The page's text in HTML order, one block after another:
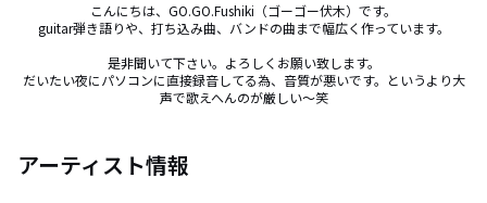
こんにちは、GO.GO.Fushiki（ゴーゴー伏木）です。
guitar弾き語りや、打ち込み曲、バンドの曲まで幅広く作っています。
是非聞いて下さい。よろしくお願い致します。
だいたい夜にパソコンに直接録音してる為、音質が悪いです。というより大
声で歌えへんのが厳しい〜笑
アーティスト情報